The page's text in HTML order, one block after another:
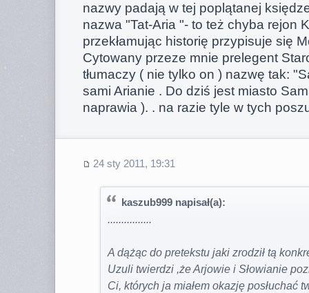
nazwy padają w tej poplątanej
nazwa "Tat-Aria "- to też chyba rejon
przekłamując historię przypisuje się
Cytowany przeze mnie prelegent
tłumaczy ( nie tylko on ) nazwę tak:
sami Arianie . Do dziś jest miasto
naprawia ). . na razie tyle w tych
24 sty 2011, 19:31
kaszub999 napisał(a):
................
A dążąc do pretekstu jaki zrodził tą
Uzuli twierdzi ,że Arjowie i Słowianie
Ci, których ja miałem okazję posłuchać